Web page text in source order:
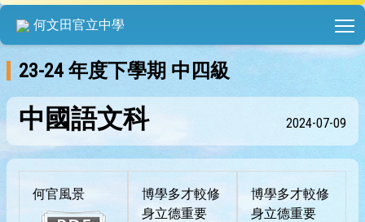
何文田官立中學
23-24 年度下學期 中四級
中國語文科 2024-07-09
何官風景
博學多才較修
身立德重要
博學多才較修
身立德重要